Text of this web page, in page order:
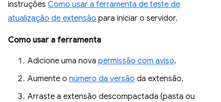
instruções Como usar a ferramenta de teste de
atualização de extensão para iniciar o servidor.
Como usar a ferramenta
Adicione uma nova permissão com aviso.
Aumente o número da versão da extensão.
Arraste a extensão descompactada (pasta ou